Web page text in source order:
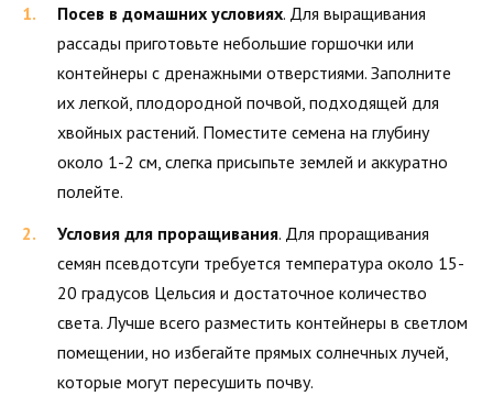
Посев в домашних условиях. Для выращивания
рассады приготовьте небольшие горшочки или
контейнеры с дренажными отверстиями. Заполните
их легкой, плодородной почвой, подходящей для
хвойных растений. Поместите семена на глубину
около 1-2 см, слегка присыпьте землей и аккуратно
полейте.
Условия для проращивания. Для проращивания
семян псевдотсуги требуется температура около 15-
20 градусов Цельсия и достаточное количество
света. Лучше всего разместить контейнеры в светлом
помещении, но избегайте прямых солнечных лучей,
которые могут пересушить почву.